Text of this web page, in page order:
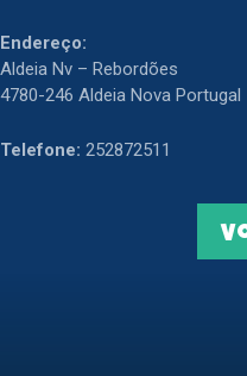
Endereço:
Aldeia Nv – Rebordões
4780-246 Aldeia Nova Portugal
Telefone: 252872511